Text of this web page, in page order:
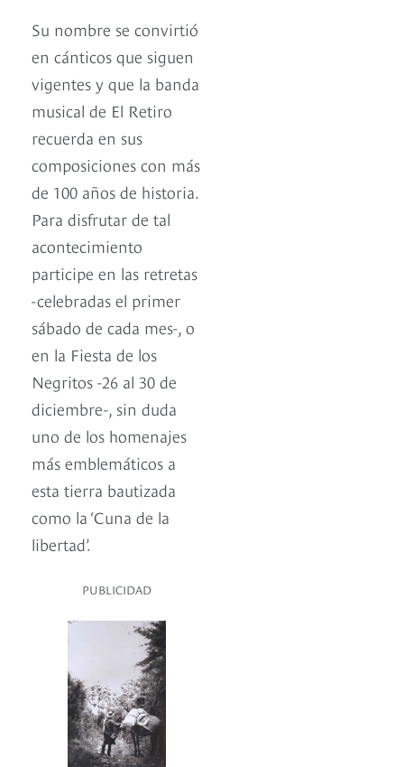
Su nombre se convirtió
en cánticos que siguen
vigentes y que la banda
musical de El Retiro
recuerda en sus
composiciones con más
de 100 años de historia.
Para disfrutar de tal
acontecimiento
participe en las retretas
-celebradas el primer
sábado de cada mes-, o
en la Fiesta de los
Negritos -26 al 30 de
diciembre-, sin duda
uno de los homenajes
más emblemáticos a
esta tierra bautizada
como la ‘Cuna de la
libertad’.
PUBLICIDAD